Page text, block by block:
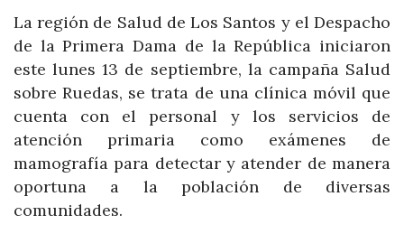
La región de Salud de Los Santos y el Despacho
de la Primera Dama de la República iniciaron
este lunes 13 de septiembre, la campaña Salud
sobre Ruedas, se trata de una clínica móvil que
cuenta con el personal y los servicios de
atención primaria como exámenes de
mamografía para detectar y atender de manera
oportuna a la población de diversas
comunidades.